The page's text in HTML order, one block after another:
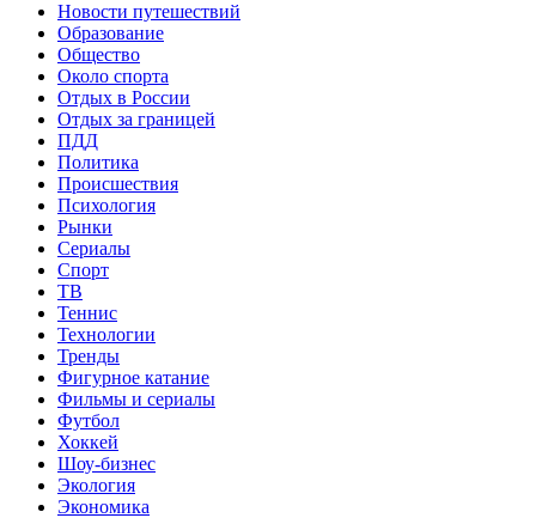
Новости путешествий
Образование
Общество
Около спорта
Отдых в России
Отдых за границей
ПДД
Политика
Происшествия
Психология
Рынки
Сериалы
Спорт
ТВ
Теннис
Технологии
Тренды
Фигурное катание
Фильмы и сериалы
Футбол
Хоккей
Шоу-бизнес
Экология
Экономика